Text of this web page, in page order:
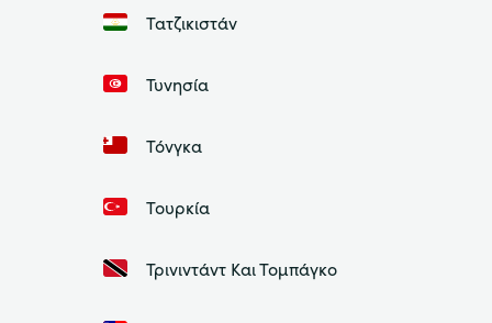
Τατζικιστάν
Τυνησία
Τόνγκα
Τουρκία
Τρινιντάντ Και Τομπάγκο